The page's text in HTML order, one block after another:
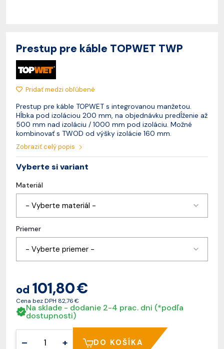
Prestup pre káble TOPWET TWP
Pridať medzi obľúbené
Prestup pre káble TOPWET s integrovanou manžetou.
Hĺbka pod izoláciou 200 mm, na objednávku predĺženie až
500 mm nad izoláciu / 1000 mm pod izoláciu. Možné
kombinovať s TWOD od výšky izolácie 160 mm.
Zobraziť celý popis
Vyberte si variant
Materiál
- Vyberte materiál -
Priemer
- Vyberte priemer -
od 101,80 €
Cena bez DPH 82,76 €
Na sklade - dodanie 2-4 prac. dni (*podľa
dostupnosti)
– + DO KOŠÍKA